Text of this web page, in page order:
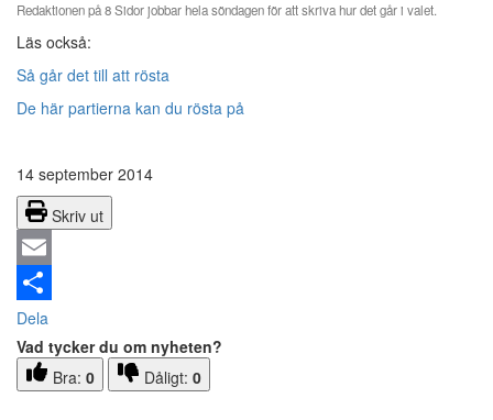
Redaktionen på 8 Sidor jobbar hela söndagen för att skriva hur det går i valet.
Läs också:
Så går det till att rösta
De här partierna kan du rösta på
14 september 2014
Skriv ut
Email
Dela
Vad tycker du om nyheten?
Bra: 0 Dåligt: 0